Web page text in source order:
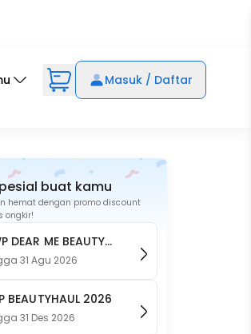
Masuk / Daftar
buat kamu
hemat dengan promo discount
ongkir!
DEAR ME BEAUTY
Merchandise
31 Agu 2026
BEAUTYHAUL 2026
31 Des 2026